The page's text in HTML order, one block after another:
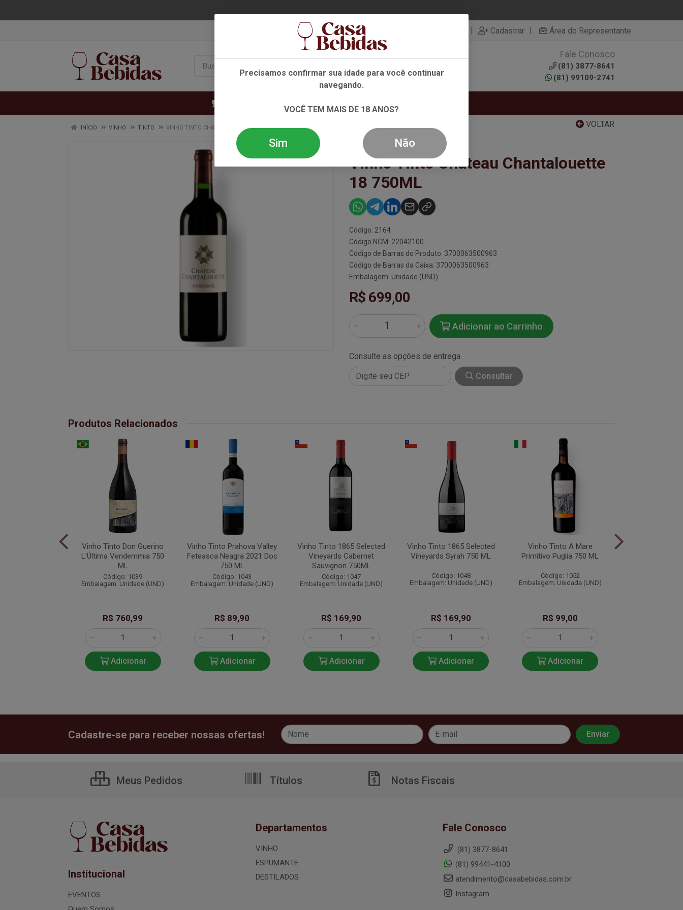
| Cadastrar | Área do Representante
Fale Conosco
(81) 3877-8641
(81) 99109-2741
VOLTAR
INÍCIO VINHO TINTO VINHO TINTO CHATEAU CHANTALOUETTE 18 750ML
Vinho Tinto Chateau Chantalouette
18 750ML
Código: 2164
Código NCM: 22042100
Código de Barras do Produto: 3700063500963
Código de Barras da Caixa: 3700063500963
Embalagem: Unidade (UND)
R$ 699,00
Adicionar ao Carrinho
Consulte as opções de entrega
Consultar
Produtos Relacionados
Vinho Tinto Don Guerino
L'Última Vendemmia 750
ML
Código: 1039
Embalagem: Unidade (UND)
R$ 760,99
Adicionar
Vinho Tinto Prahova Valley
Feteasca Neagra 2021 Doc
750 ML
Código: 1043
Embalagem: Unidade (UND)
R$ 89,90
Adicionar
Vinho Tinto 1865 Selected
Vineyards Cabernet
Sauvignon 750ML
Código: 1047
Embalagem: Unidade (UND)
R$ 169,90
Adicionar
Vinho Tinto 1865 Selected
Vineyards Syrah 750 ML
Código: 1048
Embalagem: Unidade (UND)
R$ 169,90
Adicionar
Vinho Tinto A Mare
Primitivo Puglia 750 ML
Código: 1052
Embalagem: Unidade (UND)
R$ 99,00
Adicionar
Cadastre-se para receber nossas ofertas!
Meus Pedidos Títulos Notas Fiscais
Institucional
EVENTOS
Departamentos
VINHO
ESPUMANTE
DESTILADOS
Fale Conosco
(81) 3877-8641
(81) 99441-4100
atendimento@casabebidas.com.br
Instagram
Precisamos confirmar sua idade para você continuar
navegando.
VOCÊ TEM MAIS DE 18 ANOS?
Sim Não